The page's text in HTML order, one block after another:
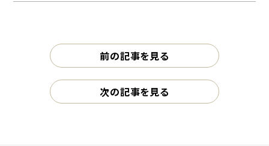
前の記事を見る
次の記事を見る